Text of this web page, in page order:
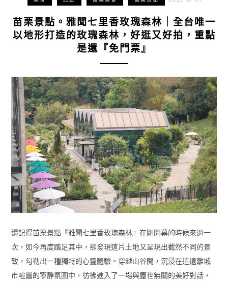
苗栗景點。雅聞七里香玫瑰森林｜全台唯一
以地形打造的玫瑰森林，好逛又好拍，重點
是還『免門票』
還記得苗栗景點『雅聞七里香玫瑰森林』在剛開幕的時候來過一
次，如今再度踏足其中，卻發現這片土地又呈現出截然不同的景
致，勾勒出一種獨特的心靈體驗。穿越山谷間，沉浸在這遠離城
市喧囂的寧靜氛圍中，彷彿進入了一場與塵世無關的美好對話，